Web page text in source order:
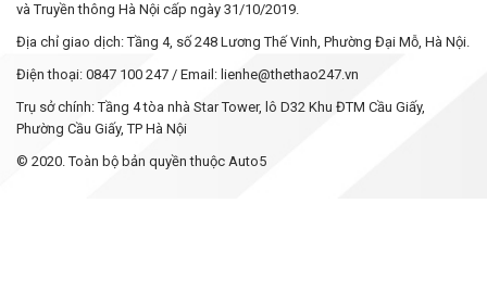
và Truyền thông Hà Nội cấp ngày 31/10/2019.
Địa chỉ giao dịch: Tầng 4, số 248 Lương Thế Vinh, Phường Đại Mỗ, Hà Nội.
Điện thoại: 0847 100 247 / Email: lienhe@thethao247.vn
Trụ sở chính: Tầng 4 tòa nhà Star Tower, lô D32 Khu ĐTM Cầu Giấy,
Phường Cầu Giấy, TP Hà Nội
© 2020. Toàn bộ bản quyền thuộc Auto5